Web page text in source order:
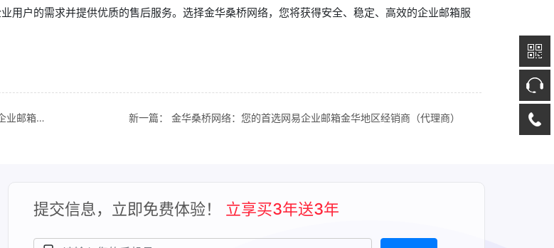
用户的需求并提供优质的售后服务。选择金华桑桥网络，您将获得安全、稳定、高效的企业邮箱服
箱服务 新一篇： 金华桑桥网络：您的首选网易企业邮箱金华地区经销商（代理商）
提交信息，立即免费体验！ 立享买3年送3年